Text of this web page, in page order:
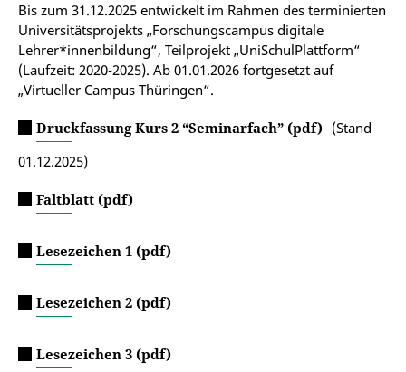
Bis zum 31.12.2025 entwickelt im Rahmen des terminierten
Universitätsprojekts „Forschungscampus digitale
Lehrer*innenbildung“, Teilprojekt „UniSchulPlattform“
(Laufzeit: 2020-2025). Ab 01.01.2026 fortgesetzt auf
„Virtueller Campus Thüringen“.
Druckfassung Kurs 2 “Seminarfach” (pdf) (Stand
01.12.2025)
Faltblatt (pdf)
Lesezeichen 1 (pdf)
Lesezeichen 2 (pdf)
Lesezeichen 3 (pdf)